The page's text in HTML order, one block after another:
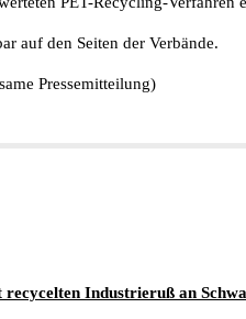
auf den Seiten der Verbände.
Pressemitteilung)
Industrieruß an